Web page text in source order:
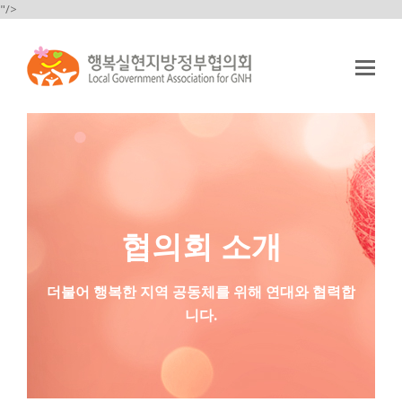
"/>
협의회 소개
더불어 행복한 지역 공동체를 위해 연대와 협력합
니다.